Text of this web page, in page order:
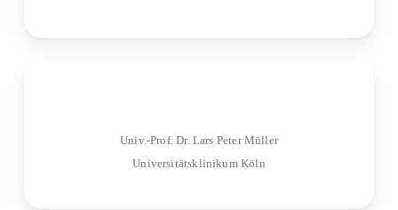
Univ.-Prof. Dr. Lars Peter Müller
Universitätsklinikum Köln